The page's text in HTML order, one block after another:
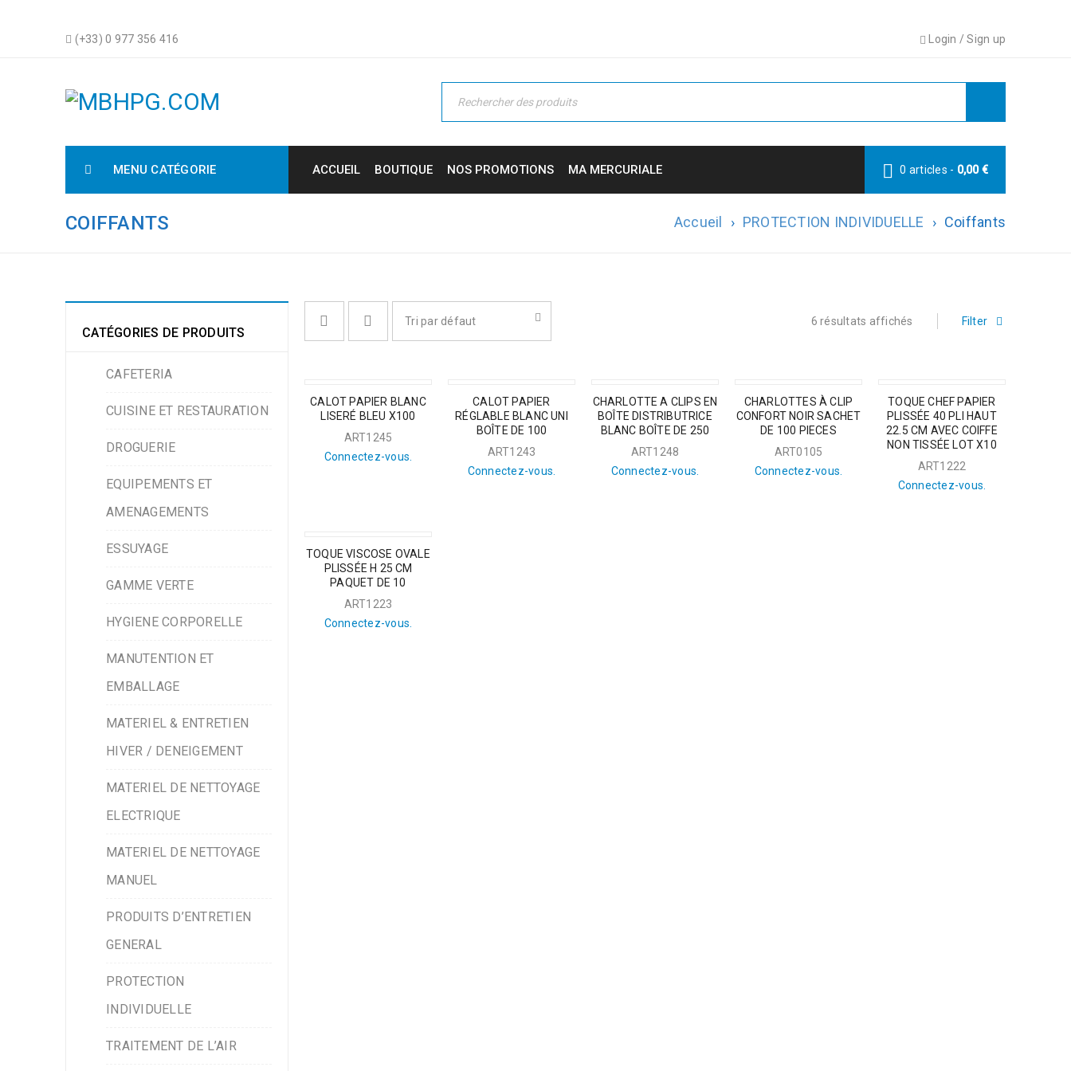
(+33) 0 977 356 416 Login /Sign up
MENU CATÉGORIE ACCUEIL BOUTIQUE NOS PROMOTIONS MA MERCURIALE 0 articles - 0,00€
COIFFANTS Accueil › PROTECTION INDIVIDUELLE › Coiffants
CATÉGORIES DE PRODUITS
CAFETERIA
CUISINE ET RESTAURATION
DROGUERIE
EQUIPEMENTS ET
AMENAGEMENTS
ESSUYAGE
GAMME VERTE
HYGIENE CORPORELLE
MANUTENTION ET
EMBALLAGE
MATERIEL & ENTRETIEN
HIVER / DENEIGEMENT
MATERIEL DE NETTOYAGE
ELECTRIQUE
MATERIEL DE NETTOYAGE
MANUEL
PRODUITS D’ENTRETIEN
GENERAL
PROTECTION
INDIVIDUELLE
TRAITEMENT DE L’AIR
Filter
6 résultats affichés
Tri par défaut
CALOT PAPIER BLANC
LISERÉ BLEU X100
ART1245
Connectez-vous.
CALOT PAPIER
RÉGLABLE BLANC UNI
BOÎTE DE 100
ART1243
Connectez-vous.
CHARLOTTE A CLIPS EN
BOÎTE DISTRIBUTRICE
BLANC BOÎTE DE 250
ART1248
Connectez-vous.
CHARLOTTES À CLIP
CONFORT NOIR SACHET
DE 100 PIECES
ART0105
Connectez-vous.
TOQUE CHEF PAPIER
PLISSÉE 40 PLI HAUT
22.5 CM AVEC COIFFE
NON TISSÉE LOT X10
ART1222
Connectez-vous.
TOQUE VISCOSE OVALE
PLISSÉE H 25 CM
PAQUET DE 10
ART1223
Connectez-vous.